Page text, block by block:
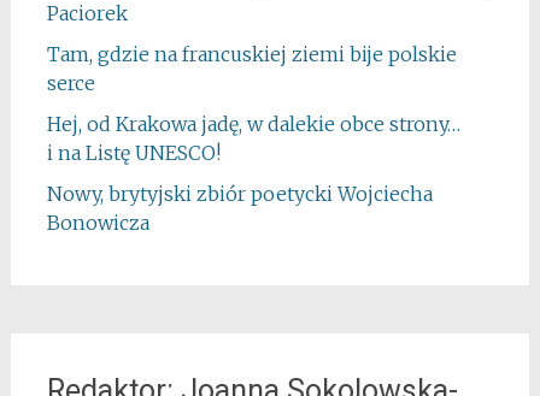
Paciorek
Tam, gdzie na francuskiej ziemi bije polskie
serce
Hej, od Krakowa jadę, w dalekie obce strony…
i na Listę UNESCO!
Nowy, brytyjski zbiór poetycki Wojciecha
Bonowicza